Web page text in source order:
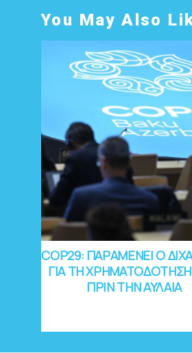
You May Also
COP29: ΠΑΡΑΜΕΝΕΙ Ο
ΓΙΑ ΤΗ ΧΡΗΜΑΤΟΔΟΤΗΣΗ
ΠΡΙΝ ΤΗΝ ΑΥΛΑΙΑ